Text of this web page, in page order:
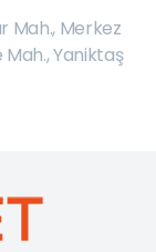
Mah., Merkez
Mah.,Yaniktaş